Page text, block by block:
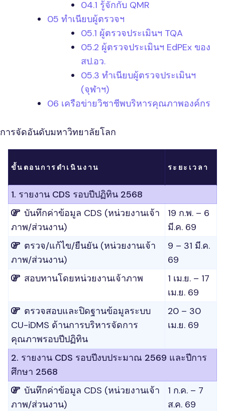
04.1 รู้จักกับ QMR
05 ทำเนียบผู้ตรวจฯ
05.1 ผู้ตรวจประเมินฯ TQA
05.2 ผู้ตรวจประเมินฯ EdPEx ของ
สป.อว.
05.3 ทำเนียบผู้ตรวจประเมินฯ
(จุฬาฯ)
06 เครือข่ายวิชาชีพบริหารคุณภาพองค์กร
การจัดอันดับมหาวิทยาลัยโลก
ขั้นตอนการดำเนินงาน ระยะเวลา
1. รายงาน CDS รอบปีปฏิทิน 2568
บันทึกค่าข้อมูล CDS (หน่วยงานเจ้า
ภาพ/ส่วนงาน)
19 ก.พ. – 6
มี.ค. 69
ตรวจ/แก้ไข/ยืนยัน (หน่วยงานเจ้า
ภาพ/ส่วนงาน)
9 – 31 มี.ค.
69
สอบทานโดยหน่วยงานเจ้าภาพ
1 เม.ย. – 17
เม.ย. 69
ตรวจสอบและปิดฐานข้อมูลระบบ
CU-iDMS ด้านการบริหารจัดการ
คุณภาพรอบปีปฏิทิน
20 – 30
เม.ย. 69
2. รายงาน CDS รอบปีงบประมาณ 2569 และปีการ
ศึกษา 2568
บันทึกค่าข้อมูล CDS (หน่วยงานเจ้า
ภาพ/ส่วนงาน)
1 ก.ค. – 7
ส.ค. 69